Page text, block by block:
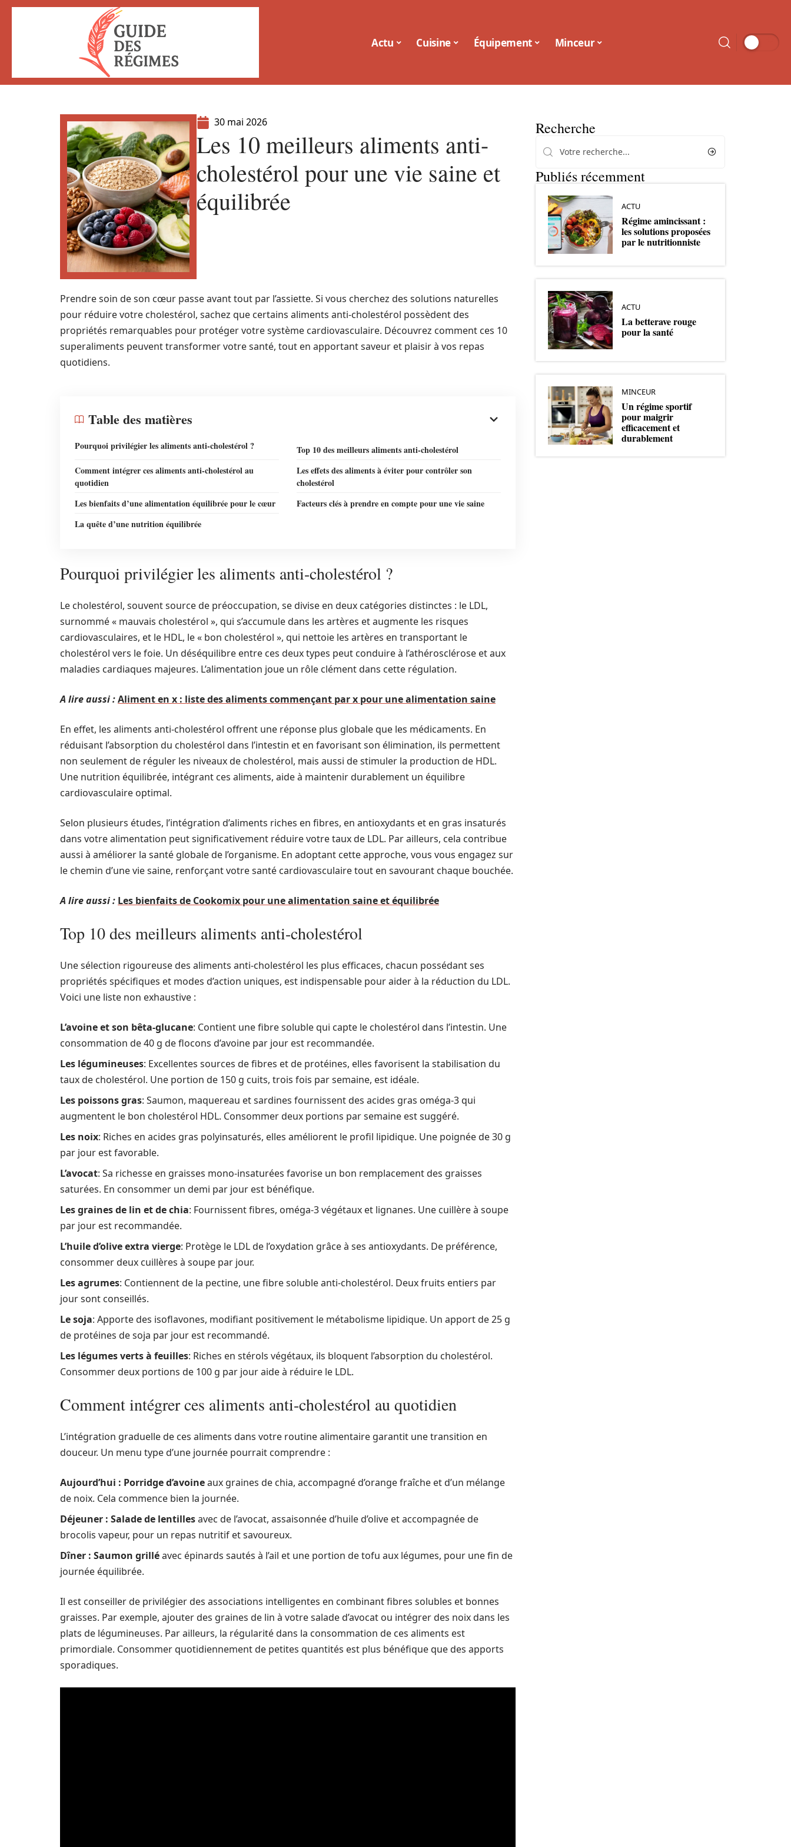
Actu Cuisine Équipement Minceur
30 mai 2026
Les 10 meilleurs aliments anti-
cholestérol pour une vie saine et
équilibrée
Prendre soin de son cœur passe avant tout par l’assiette. Si vous cherchez des solutions naturelles
pour réduire votre cholestérol, sachez que certains aliments anti-cholestérol possèdent des
propriétés remarquables pour protéger votre système cardiovasculaire. Découvrez comment ces 10
superaliments peuvent transformer votre santé, tout en apportant saveur et plaisir à vos repas
quotidiens.
Table des matières
Pourquoi privilégier les aliments anti-cholestérol ?
Top 10 des meilleurs aliments anti-cholestérol
Comment intégrer ces aliments anti-cholestérol au
quotidien
Les effets des aliments à éviter pour contrôler son
cholestérol
Les bienfaits d’une alimentation équilibrée pour le cœur
Facteurs clés à prendre en compte pour une vie saine
La quête d’une nutrition équilibrée
Pourquoi privilégier les aliments anti-cholestérol ?
Le cholestérol, souvent source de préoccupation, se divise en deux catégories distinctes : le LDL,
surnommé « mauvais cholestérol », qui s’accumule dans les artères et augmente les risques
cardiovasculaires, et le HDL, le « bon cholestérol », qui nettoie les artères en transportant le
cholestérol vers le foie. Un déséquilibre entre ces deux types peut conduire à l’athérosclérose et aux
maladies cardiaques majeures. L’alimentation joue un rôle clément dans cette régulation.
A lire aussi :Aliment en x : liste des aliments commençant par x pour une alimentation saine
En effet, les aliments anti-cholestérol offrent une réponse plus globale que les médicaments. En
réduisant l’absorption du cholestérol dans l’intestin et en favorisant son élimination, ils permettent
non seulement de réguler les niveaux de cholestérol, mais aussi de stimuler la production de HDL.
Une nutrition équilibrée, intégrant ces aliments, aide à maintenir durablement un équilibre
cardiovasculaire optimal.
Selon plusieurs études, l’intégration d’aliments riches en fibres, en antioxydants et en gras insaturés
dans votre alimentation peut significativement réduire votre taux de LDL. Par ailleurs, cela contribue
aussi à améliorer la santé globale de l’organisme. En adoptant cette approche, vous vous engagez sur
le chemin d’une vie saine, renforçant votre santé cardiovasculaire tout en savourant chaque bouchée.
A lire aussi : Les bienfaits de Cookomix pour une alimentation saine et équilibrée
Top 10 des meilleurs aliments anti-cholestérol
Une sélection rigoureuse des aliments anti-cholestérol les plus efficaces, chacun possédant ses
propriétés spécifiques et modes d’action uniques, est indispensable pour aider à la réduction du LDL.
Voici une liste non exhaustive :
L’avoine et son bêta-glucane: Contient une fibre soluble qui capte le cholestérol dans l’intestin. Une
consommation de 40 g de flocons d’avoine par jour est recommandée.
Les légumineuses: Excellentes sources de fibres et de protéines, elles favorisent la stabilisation du
taux de cholestérol. Une portion de 150 g cuits, trois fois par semaine, est idéale.
Les poissons gras: Saumon, maquereau et sardines fournissent des acides gras oméga-3 qui
augmentent le bon cholestérol HDL. Consommer deux portions par semaine est suggéré.
Les noix: Riches en acides gras polyinsaturés, elles améliorent le profil lipidique. Une poignée de 30 g
par jour est favorable.
L’avocat: Sa richesse en graisses mono-insaturées favorise un bon remplacement des graisses
saturées. En consommer un demi par jour est bénéfique.
Les graines de lin et de chia: Fournissent fibres, oméga-3 végétaux et lignanes. Une cuillère à soupe
par jour est recommandée.
L’huile d’olive extra vierge: Protège le LDL de l’oxydation grâce à ses antioxydants. De préférence,
consommer deux cuillères à soupe par jour.
Les agrumes: Contiennent de la pectine, une fibre soluble anti-cholestérol. Deux fruits entiers par
jour sont conseillés.
Le soja: Apporte des isoflavones, modifiant positivement le métabolisme lipidique. Un apport de 25 g
de protéines de soja par jour est recommandé.
Les légumes verts à feuilles: Riches en stérols végétaux, ils bloquent l’absorption du cholestérol.
Consommer deux portions de 100 g par jour aide à réduire le LDL.
Comment intégrer ces aliments anti-cholestérol au quotidien
L’intégration graduelle de ces aliments dans votre routine alimentaire garantit une transition en
douceur. Un menu type d’une journée pourrait comprendre :
Aujourd’hui : Porridge d’avoineaux graines de chia, accompagné d’orange fraîche et d’un mélange
de noix. Cela commence bien la journée.
Déjeuner : Salade de lentillesavec de l’avocat, assaisonnée d’huile d’olive et accompagnée de
brocolis vapeur, pour un repas nutritif et savoureux.
Dîner : Saumon grilléavec épinards sautés à l’ail et une portion de tofu aux légumes, pour une fin de
journée équilibrée.
Il est conseiller de privilégier des associations intelligentes en combinant fibres solubles et bonnes
graisses. Par exemple, ajouter des graines de lin à votre salade d’avocat ou intégrer des noix dans les
plats de légumineuses. Par ailleurs, la régularité dans la consommation de ces aliments est
primordiale. Consommer quotidiennement de petites quantités est plus bénéfique que des apports
sporadiques.
Recherche
Publiés récemment
ACTU
Régime amincissant :
les solutions proposées
par le nutritionniste
ACTU
La betterave rouge
pour la santé
MINCEUR
Un régime sportif
pour maigrir
efficacement et
durablement